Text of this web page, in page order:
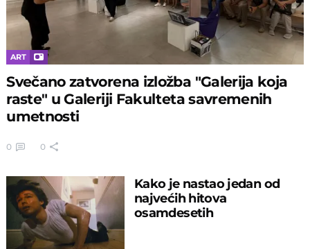
ART
Svečano zatvorena izložba "Galerija koja
raste" u Galeriji Fakulteta savremenih
umetnosti
0 0
Kako je nastao jedan od
najvećih hitova
osamdesetih